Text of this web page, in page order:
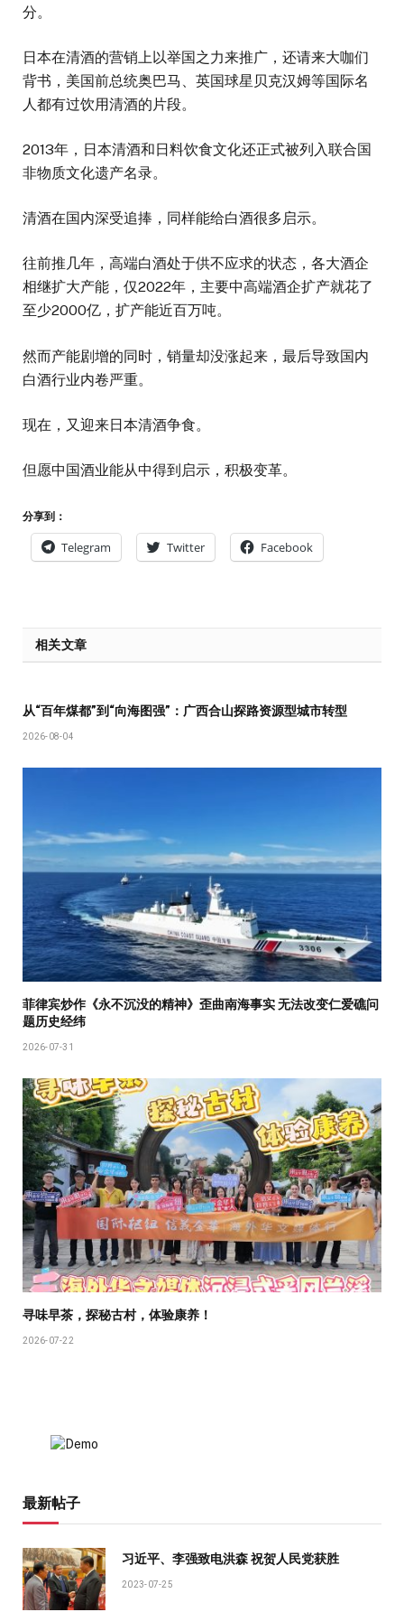
分。
日本在清酒的营销上以举国之力来推广，还请来大咖们
背书，美国前总统奥巴马、英国球星贝克汉姆等国际名
人都有过饮用清酒的片段。
2013年，日本清酒和日料饮食文化还正式被列入联合国
非物质文化遗产名录。
清酒在国内深受追捧，同样能给白酒很多启示。
往前推几年，高端白酒处于供不应求的状态，各大酒企
相继扩大产能，仅2022年，主要中高端酒企扩产就花了
至少2000亿，扩产能近百万吨。
然而产能剧增的同时，销量却没涨起来，最后导致国内
白酒行业内卷严重。
现在，又迎来日本清酒争食。
但愿中国酒业能从中得到启示，积极变革。
分享到：
Telegram Twitter Facebook
相关文章
从“百年煤都”到“向海图强”：广西合山探路资源型城市转型
2026-08-04
菲律宾炒作《永不沉没的精神》歪曲南海事实 无法改变仁爱礁问
题历史经纬
2026-07-31
寻味早茶，探秘古村，体验康养！
2026-07-22
最新帖子
习近平、李强致电洪森 祝贺人民党获胜
2023-07-25